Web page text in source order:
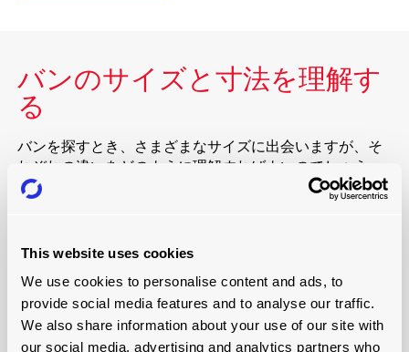
This website uses cookies
We use cookies to personalise content and ads, to
provide social media features and to analyse our traffic.
We also share information about your use of our site with
our social media, advertising and analytics partners who
バンのサイズと寸法を理解す
る
バンを探すとき、さまざまなサイズに出会いますが、そ
れぞれの違いをどのように理解すればよいのでしょう
か？
さはフロントアクスルとリアアクスルの差で測られると
ス」であり、一般的に、4つの主要なホイールベースがあ
ります。
ショート（SWB）：全長2.5m、全幅1.7m、全高1.4～